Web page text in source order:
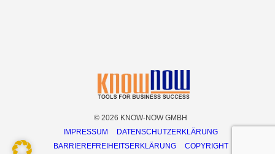
© 2026 KNOW-NOW GMBH
IMPRESSUM
DATENSCHUTZERKLÄRUNG
BARRIEREFREIHEITSERKLÄRUNG
COPYRIGHT